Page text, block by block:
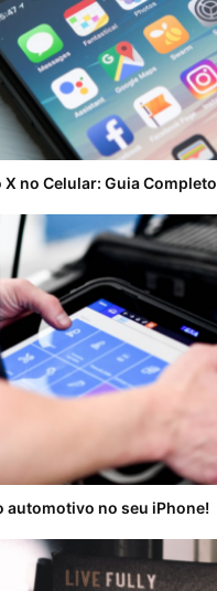
X no Celular: Guia Completo
automotivo no seu iPhone!